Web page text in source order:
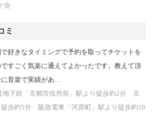
ミ
好きなタイミングで予約を取ってチケットを
すごく気楽に通えてよかったです。教えて頂
に音楽で実績があ…
地下鉄「京都市役所前」駅より徒歩約2分 京
徒歩約5分 阪急電車「河原町」駅より徒歩約10